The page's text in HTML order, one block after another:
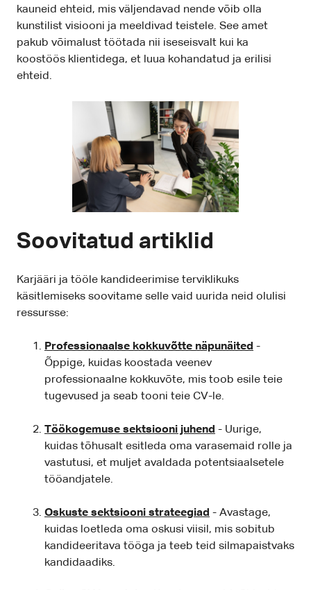
kauneid ehteid, mis väljendavad nende võib olla
kunstilist visiooni ja meeldivad teistele. See amet
pakub võimalust töötada nii iseseisvalt kui ka
koostöös klientidega, et luua kohandatud ja erilisi
ehteid.
Soovitatud artiklid
Karjääri ja tööle kandideerimise terviklikuks
käsitlemiseks soovitame selle vaid uurida neid olulisi
ressursse:
Professionaalse kokkuvõtte näpunäited -
Õppige, kuidas koostada veenev
professionaalne kokkuvõte, mis toob esile teie
tugevused ja seab tooni teie CV-le.
Töökogemuse sektsiooni juhend - Uurige,
kuidas tõhusalt esitleda oma varasemaid rolle ja
vastutusi, et muljet avaldada potentsiaalsetele
tööandjatele.
Oskuste sektsiooni strateegiad - Avastage,
kuidas loetleda oma oskusi viisil, mis sobitub
kandideeritava tööga ja teeb teid silmapaistvaks
kandidaadiks.